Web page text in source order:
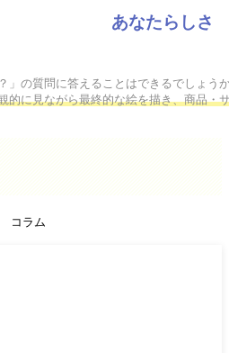
あなたらしさ
」の質問に答えることはできるでしょう
的に見ながら最終的な絵を描き、商品・
コラム